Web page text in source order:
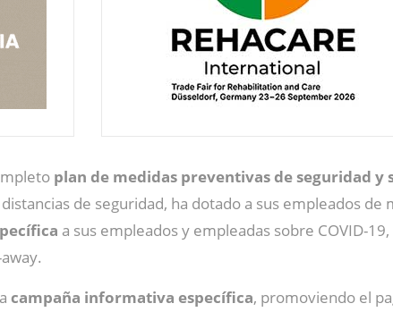
plan de medidas preventivas de seguridad y
de seguridad, ha dotado a sus empleados de
a sus empleados y empleadas sobre COVID-
campaña informativa específica, promoviendo el